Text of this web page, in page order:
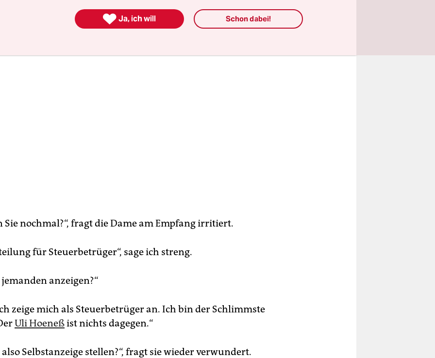
direkt zum Finanzamt, um mich selbst als
anzuzeigen.
Sie nochmal?“, fragt die Dame am Empfang irritiert.
für Steuerbetrüger“, sage ich streng.
jemanden anzeigen?“
zeige mich als Steuerbetrüger an. Ich bin der Schlimmste
Uli Hoeneßist nichts dagegen.“
also Selbstanzeige stellen?“, fragt sie wieder verwundert.
 Ja, ich will Schon dabei!